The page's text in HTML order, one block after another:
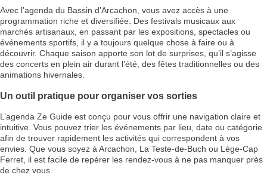
Avec l’agenda du Bassin d’Arcachon, vous avez accès à une
programmation riche et diversifiée. Des festivals musicaux aux
marchés artisanaux, en passant par les expositions, spectacles ou
événements sportifs, il y a toujours quelque chose à faire ou à
découvrir. Chaque saison apporte son lot de surprises, qu’il s’agisse
des concerts en plein air durant l’été, des fêtes traditionnelles ou des
animations hivernales.
Un outil pratique pour organiser vos sorties
L’agenda Ze Guide est conçu pour vous offrir une navigation claire et
intuitive. Vous pouvez trier les événements par lieu, date ou catégorie
afin de trouver rapidement les activités qui correspondent à vos
envies. Que vous soyez à Arcachon, La Teste-de-Buch ou Lège-Cap
Ferret, il est facile de repérer les rendez-vous à ne pas manquer près
de chez vous.